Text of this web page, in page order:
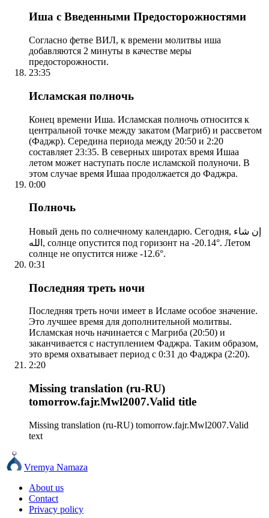
Иша с Введенными Предосторожностями
Согласно фетве ВИЛ, к времени молитвы иша
добавляются 2 минуты в качестве меры
предосторожности.
23:35
Исламская полночь
Конец времени Иша. Исламская полночь относится к
центральной точке между закатом (Магриб) и рассветом
(Фаджр). Середина периода между 20:50 и 2:20
составляет 23:35. В северных широтах время Ишаа
летом может наступать после исламской полуночи. В
этом случае время Ишаа продолжается до Фаджра.
0:00
Полночь
Новый день по солнечному календарю. Сегодня, إن شاء
الله, солнце опустится под горизонт на -20.14°. Летом
солнце не опустится ниже -12.6°.
0:31
Последняя треть ночи
Последняя треть ночи имеет в Исламе особое значение.
Это лучшее время для дополнительной молитвы.
Исламская ночь начинается с Магриба (20:50) и
заканчивается с наступлением Фаджра. Таким образом,
это время охватывает период с 0:31 до Фаджра (2:20).
2:20
Missing translation (ru-RU)
tomorrow.fajr.Mwl2007.Valid title
Missing translation (ru-RU) tomorrow.fajr.Mwl2007.Valid
text
Vremya Namaza
About us
Contact
Privacy policy